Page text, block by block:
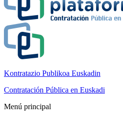
Kontratazio Publikoa Euskadin
Contratación Pública en Euskadi
Menú principal